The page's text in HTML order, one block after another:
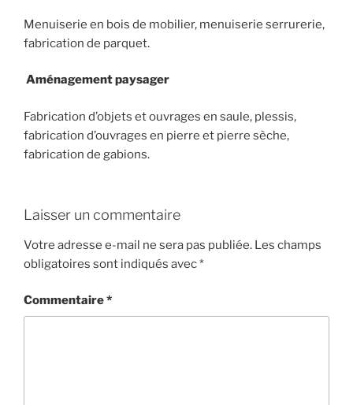
Menuiserie en bois de mobilier, menuiserie serrurerie,
fabrication de parquet.
Aménagement paysager
Fabrication d’objets et ouvrages en saule, plessis,
fabrication d’ouvrages en pierre et pierre sèche,
fabrication de gabions.
Laisser un commentaire
Votre adresse e-mail ne sera pas publiée. Les champs
obligatoires sont indiqués avec*
Commentaire*